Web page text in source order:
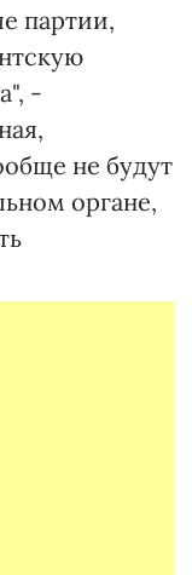
партии,
-
не будут
органе,